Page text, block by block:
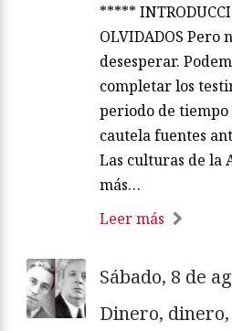
*****
OLVIDADOS Pero
desesperar.
completar los
periodo de
cautela fuentes
Las culturas de la
más…
Leer más
Sábado, 8 de
Dinero,